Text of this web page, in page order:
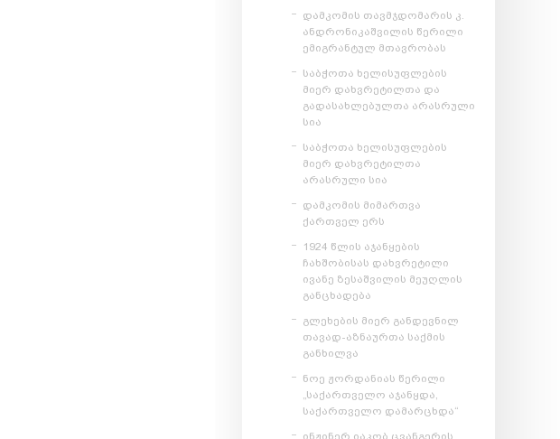
დამკომის თავმჯდომარის კ.
ანდრონიკაშვილის წერილი
ემიგრანტულ მთავრობას
საბჭოთა ხელისუფლების
მიერ დახვრეტილთა და
გადასახლებულთა არასრული
სია
საბჭოთა ხელისუფლების
მიერ დახვრეტილთა
არასრული სია
დამკომის მიმართვა
ქართველ ერს
1924 წლის აჯანყების
ჩახშობისას დახვრეტილი
ივანე ზესაშვილის მეუღლის
განცხადება
გლეხების მიერ განდევნილ
თავად-აზნაურთა საქმის
განხილვა
ნოე ჟორდანიას წერილი
„საქართველო აჯანყდა,
საქართველო დამარცხდა“
ინჟინერ იაკობ ცვანგერის